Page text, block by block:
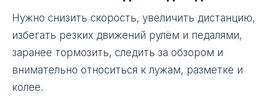
Нужно снизить скорость, увеличить дистанцию,
избегать резких движений рулём и педалями,
заранее тормозить, следить за обзором и
внимательно относиться к лужам, разметке и
колее.